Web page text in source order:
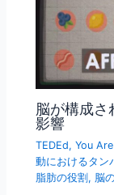
脳が構成さ
影響
TEDEd,You
動におけるタン
脂肪の役割, 脳